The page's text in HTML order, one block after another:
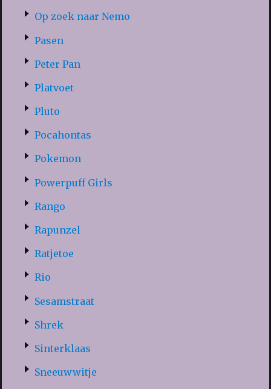
Op zoek naar Nemo
Pasen
Peter Pan
Platvoet
Pluto
Pocahontas
Pokemon
Powerpuff Girls
Rango
Rapunzel
Ratjetoe
Rio
Sesamstraat
Shrek
Sinterklaas
Sneeuwwitje